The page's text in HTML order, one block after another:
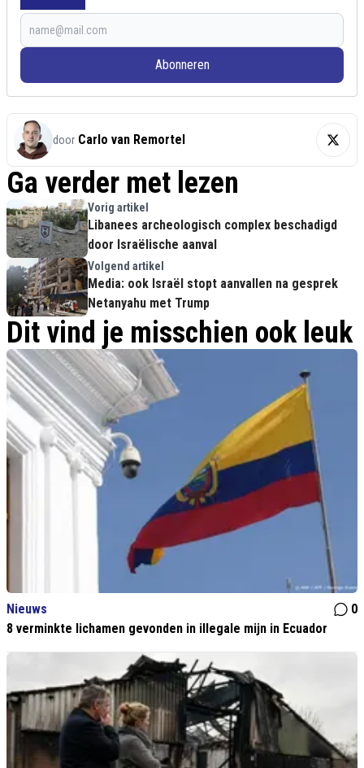
Abonneren
door Carlo van Remortel
Ga verder met lezen
Vorig artikel
Libanees archeologisch complex beschadigd
door Israëlische aanval
Volgend artikel
Media: ook Israël stopt aanvallen na gesprek
Netanyahu met Trump
Dit vind je misschien ook leuk
Nieuws
0
8 verminkte lichamen gevonden in illegale mijn in Ecuador